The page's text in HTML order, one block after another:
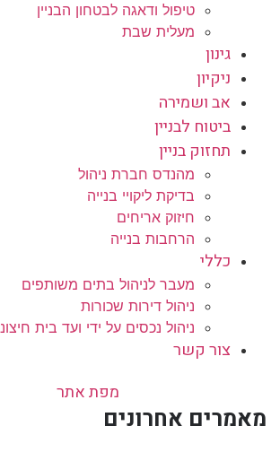
טיפול ודאגה לבטחון הבניין
מעלית שבת
גינון
ניקיון
אב ושמירה
ביטוח לבניין
תחזוק בניין
מהנדס חברת ניהול
בדיקת ליקויי בנייה
חיזוק אריחים
הרחבות בנייה
כללי
מעבר לניהול בתים משותפים
ניהול דירות שכורות
ניהול נכסים על ידי ועד בית חיצוני
צור קשר
מפת אתר
מאמרים אחרונים